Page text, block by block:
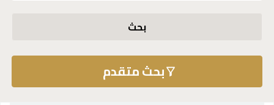
بحث
بحث متقدم